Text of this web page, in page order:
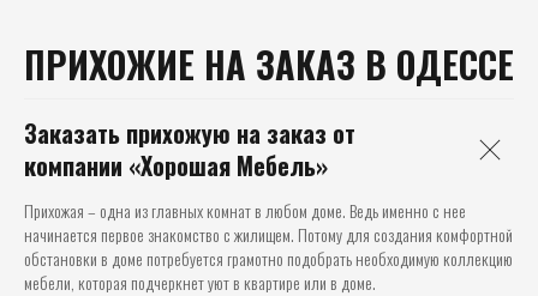
ПРИХОЖИЕ НА ЗАКАЗ В ОДЕССЕ
Заказать прихожую на заказ от
компании «Хорошая Мебель»
Прихожая – одна из главных комнат в любом доме. Ведь именно с нее
начинается первое знакомство с жилищем. Потому для создания комфортной
обстановки в доме потребуется грамотно подобрать необходимую коллекцию
мебели, которая подчеркнет уют в квартире или в доме.